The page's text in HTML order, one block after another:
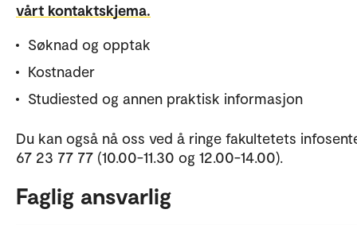
vårt kontaktskjema.
Søknad og opptak
Kostnader
Studiested og annen praktisk informasjon
Du kan også nå oss ved å ringe fakultetets
67 23 77 77 (10.00-11.30 og 12.00-14.00).
Faglig ansvarlig